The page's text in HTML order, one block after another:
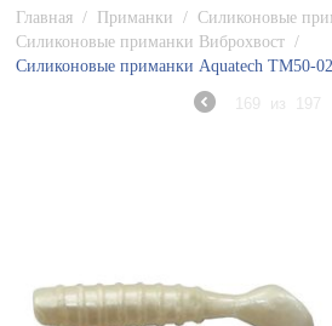
Главная / Приманки / Силиконовые
Силиконовые приманки Виброхвост /
Силиконовые приманки Aquatech ТМ50-
169 из 197